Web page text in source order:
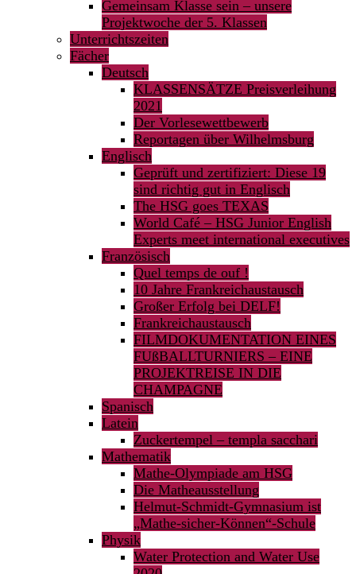
Gemeinsam Klasse sein – unsere
Projektwoche der 5. Klassen
Unterrichtszeiten
Fächer
Deutsch
KLASSENSÄTZE Preisverleihung
2021
Der Vorlesewettbewerb
Reportagen über Wilhelmsburg
Englisch
Geprüft und zertifiziert: Diese 19
sind richtig gut in Englisch
The HSG goes TEXAS
World Café – HSG Junior English
Experts meet international executives
Französisch
Quel temps de ouf !
10 Jahre Frankreichaustausch
Großer Erfolg bei DELF!
Frankreichaustausch
FILMDOKUMENTATION EINES
FUßBALLTURNIERS – EINE
PROJEKTREISE IN DIE
CHAMPAGNE
Spanisch
Latein
Zuckertempel – templa sacchari
Mathematik
Mathe-Olympiade am HSG
Die Matheausstellung
Helmut-Schmidt-Gymnasium ist
„Mathe-sicher-Können“-Schule
Physik
Water Protection and Water Use